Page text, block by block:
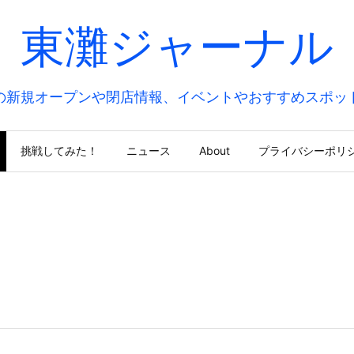
東灘ジャーナル
新規オープンや閉店情報、イベントやおすすめスポッ
挑戦してみた！ ニュース About プライバシーポリ